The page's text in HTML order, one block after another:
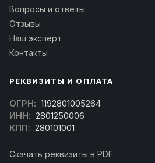
Вопросы и ответы
Отзывы
Наш эксперт
Контакты
РЕКВИЗИТЫ И ОПЛАТА
ОГРН: 1192801005264
ИНН: 2801250006
КПП: 280101001
Скачать реквизиты в PDF